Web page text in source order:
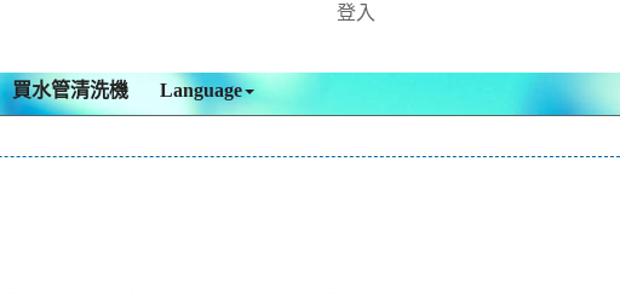
登入
買水管清洗機 Language